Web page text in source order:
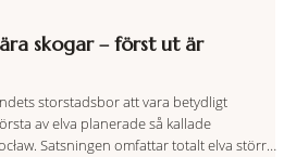
skogar – först ut är
storstadsbor att vara betydligt
av elva planerade så kallade
Satsningen omfattar totalt elva större